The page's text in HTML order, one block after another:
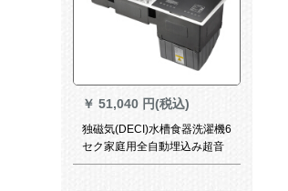
￥ 51,040 円(税込)
独磁気(DECI)水槽食器洗濯機6
セク家庭用全自動埋込み超音
波洗濯機超音波洗濯機